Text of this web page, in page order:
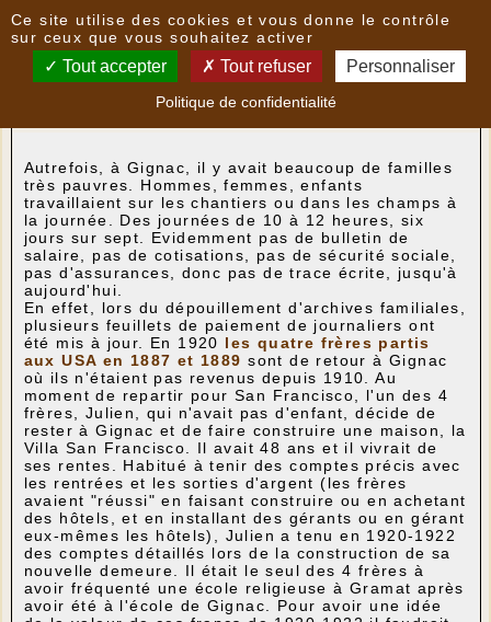
Nouvelles
De nouveaux documents sur l'histoire de Gignac
Autrefois, à Gignac, il y avait beaucoup de familles
très pauvres. Hommes, femmes, enfants
travaillaient sur les chantiers ou dans les champs à
la journée. Des journées de 10 à 12 heures, six
jours sur sept. Evidemment pas de bulletin de
salaire, pas de cotisations, pas de sécurité sociale,
pas d'assurances, donc pas de trace écrite, jusqu'à
aujourd'hui.
En effet, lors du dépouillement d'archives familiales,
plusieurs feuillets de paiement de journaliers ont
été mis à jour. En 1920 les quatre frères partis
aux USA en 1887 et 1889 sont de retour à Gignac
où ils n'étaient pas revenus depuis 1910. Au
moment de repartir pour San Francisco, l'un des 4
frères, Julien, qui n'avait pas d'enfant, décide de
rester à Gignac et de faire construire une maison, la
Villa San Francisco. Il avait 48 ans et il vivrait de
ses rentes. Habitué à tenir des comptes précis avec
les rentrées et les sorties d'argent (les frères
avaient "réussi" en faisant construire ou en achetant
des hôtels, et en installant des gérants ou en gérant
eux-mêmes les hôtels), Julien a tenu en 1920-1922
des comptes détaillés lors de la construction de sa
nouvelle demeure. Il était le seul des 4 frères à
avoir fréquenté une école religieuse à Gramat après
avoir été à l'école de Gignac. Pour avoir une idée
Ce site utilise des cookies et vous donne le contrôle
sur ceux que vous souhaitez activer
Tout accepter Tout refuser Personnaliser
Politique de confidentialité